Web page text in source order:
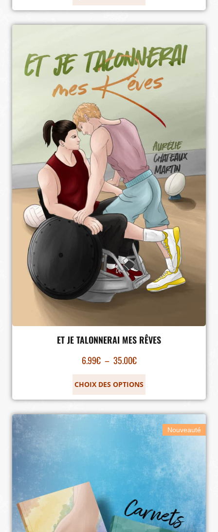
ET JE TALONNERAI MES RÊVES
6.99€ – 35.00€
CHOIX DES OPTIONS
Nouveauté